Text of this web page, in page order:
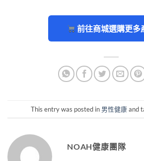
前往商城選購更多
This entry was posted in 男性健康and
NOAH健康團隊